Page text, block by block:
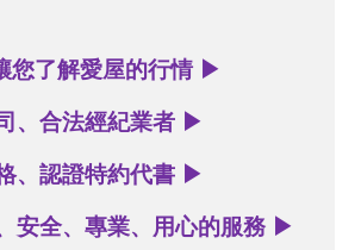
您了解愛屋的行情 ▶
、合法經紀業者 ▶
、認證特約代書 ▶
安全、專業、用心的服務 ▶